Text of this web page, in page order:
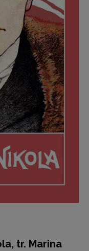
tr. Marina